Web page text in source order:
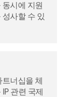
시에 지원
사할 수 있
너십을 체
관련 국제